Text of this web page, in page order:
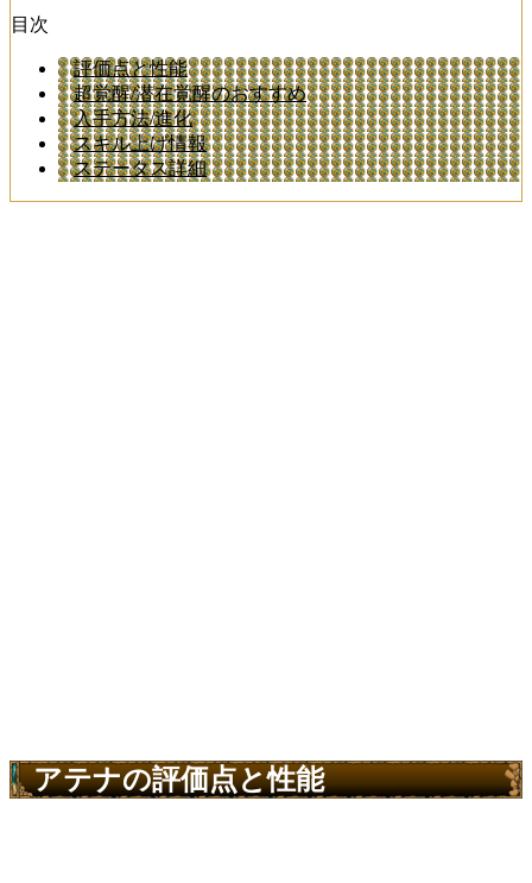
目次
評価点と性能
超覚醒/潜在覚醒のおすすめ
入手方法/進化
スキル上げ情報
ステータス詳細
アテナの評価点と性能